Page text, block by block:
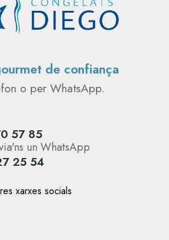
de confiança
o per WhatsApp.
57 85
un WhatsApp
25 54
xarxes socials